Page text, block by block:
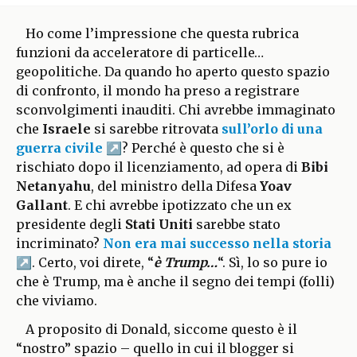
Ho come l’impressione che questa rubrica
funzioni da acceleratore di particelle…
geopolitiche. Da quando ho aperto questo spazio
di confronto, il mondo ha preso a registrare
sconvolgimenti inauditi. Chi avrebbe immaginato
che Israele si sarebbe ritrovata sull’orlo di una
guerra civile
? Perché è questo che si è
rischiato dopo il licenziamento, ad opera di Bibi
Netanyahu, del ministro della Difesa Yoav
Gallant. E chi avrebbe ipotizzato che un ex
presidente degli Stati Uniti sarebbe stato
incriminato? Non era mai successo nella storia
. Certo, voi direte, “è Trump…“. Sì, lo so pure io
che è Trump, ma è anche il segno dei tempi (folli)
che viviamo.
A proposito di Donald, siccome questo è il
“nostro” spazio – quello in cui il blogger si